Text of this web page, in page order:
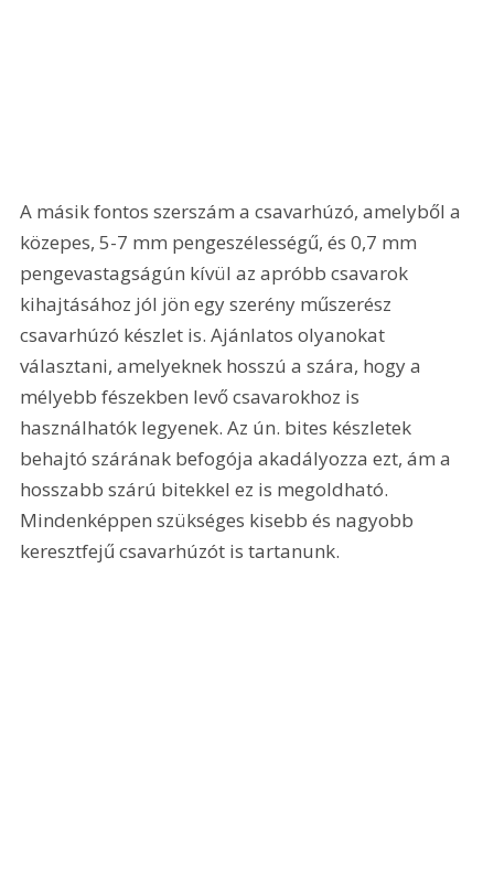
A másik fontos szerszám a csavarhúzó, amelyből a
közepes, 5-7 mm pengeszélességű, és 0,7 mm
pengevastagságún kívül az apróbb csavarok
kihajtásához jól jön egy szerény műszerész
csavarhúzó készlet is. Ajánlatos olyanokat
választani, amelyeknek hosszú a szára, hogy a
mélyebb fészekben levő csavarokhoz is
használhatók legyenek. Az ún. bites készletek
behajtó szárának befogója akadályozza ezt, ám a
hosszabb szárú bitekkel ez is megoldható.
Mindenképpen szükséges kisebb és nagyobb
keresztfejű csavarhúzót is tartanunk.